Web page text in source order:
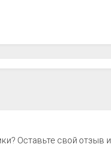
Оставьте свой отзыв и